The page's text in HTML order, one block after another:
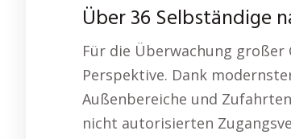
Über 36 Selbständige
Für die Überwachung
Perspektive. Dank
Außenbereiche und
nicht autorisierten